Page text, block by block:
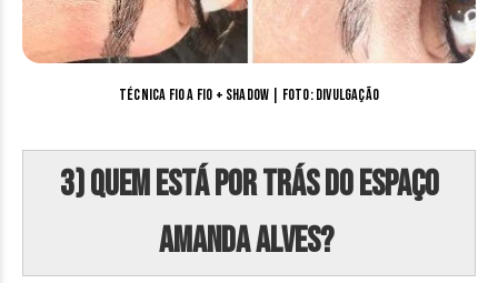
Técnica fio a fio + shadow | Foto: divulgação
3) Quem está por trás do Espaço
Amanda Alves?